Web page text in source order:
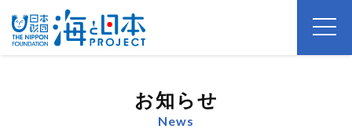
お知らせ
News